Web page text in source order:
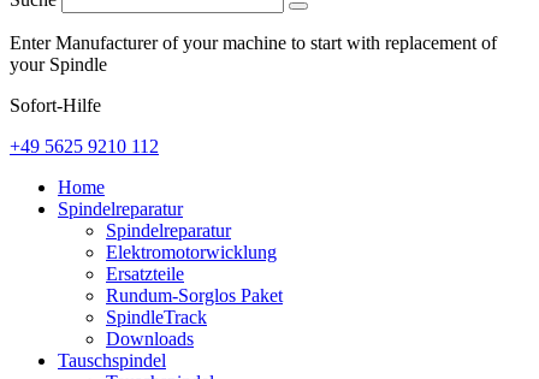
Enter Manufacturer of your machine to start with replacement of
your Spindle
Sofort-Hilfe
+49 5625 9210 112
Home
Spindelreparatur
Spindelreparatur
Elektromotorwicklung
Ersatzteile
Rundum-Sorglos Paket
SpindleTrack
Downloads
Tauschspindel